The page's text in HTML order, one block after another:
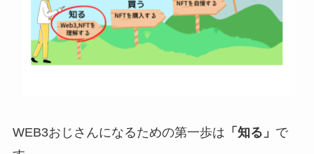
WEB3おじさんになるための第一歩は 「知る」 で